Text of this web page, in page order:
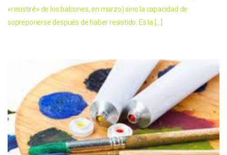
«resistiré» de los balcones, en marzo) sino la capacidad de
sopreponerse después de haber resistido. Es la […]